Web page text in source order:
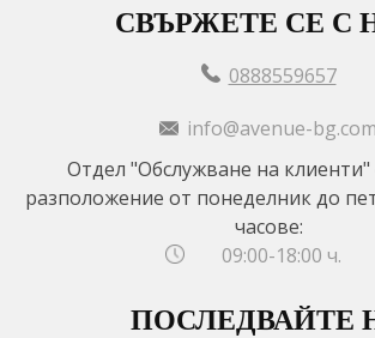
СВЪРЖЕТЕ СЕ С
0888559657
info@avenue-bg.com
Отдел "Обслужване на
разположение от понеделник до
часове:
09:00-18:00 ч.
ПОСЛЕДВАЙТЕ